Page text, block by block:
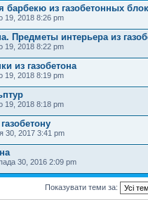
барбекю из газобетонных
19, 2018 8:26 pm
Предметы интерьера из
19, 2018 8:22 pm
из газобетона
19, 2018 8:19 pm
19, 2018 8:18 pm
30, 2017 3:41 pm
30, 2016 2:09 pm
Показувати теми за: